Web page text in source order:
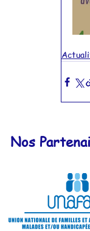
Nos